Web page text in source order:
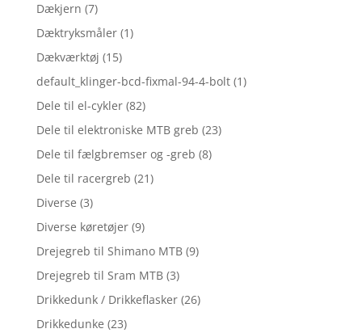
Dækjern (7)
Dæktryksmåler (1)
Dækværktøj (15)
default_klinger-bcd-fixmal-94-4-bolt (1)
Dele til el-cykler (82)
Dele til elektroniske MTB greb (23)
Dele til fælgbremser og -greb (8)
Dele til racergreb (21)
Diverse (3)
Diverse køretøjer (9)
Drejegreb til Shimano MTB (9)
Drejegreb til Sram MTB (3)
Drikkedunk / Drikkeflasker (26)
Drikkedunke (23)